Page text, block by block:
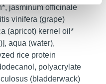
jasminum officinale
vinifera (grape)
(apricot) kernel oil*
aqua (water),
rice protein
polyacrylate
(bladderwack)